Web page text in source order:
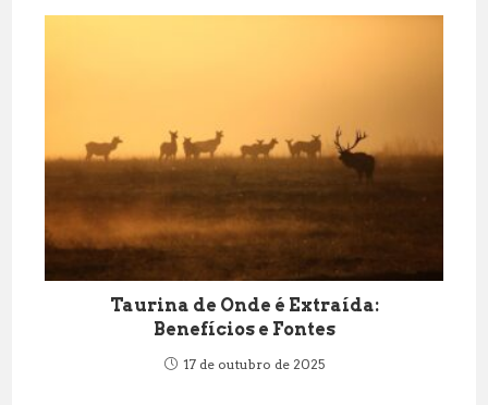
Taurina de Onde é Extraída:
Benefícios e Fontes
17 de outubro de 2025